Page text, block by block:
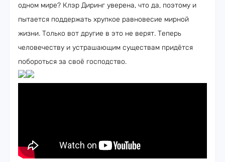
одном мире? Клэр Диринг уверена, что да, поэтому и
пытается поддержать хрупкое равновесие мирной
жизни. Только вот другие в это не верят. Теперь
человечеству и устрашающим существам придётся
побороться за своё господство.